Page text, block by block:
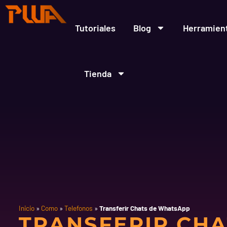
Tutoriales Blog
Tienda
Inicio» Como» Telefonos » Transferir Chats de WhatsApp